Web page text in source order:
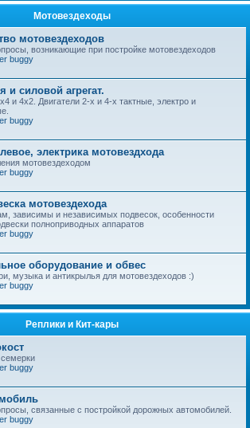
Мотовездеходы
мотовездеходов
возникающие при постройке мотовездеходов
buggy
и силовой агрегат.
и 4х2. Двигатели 2-х и 4-х тактные, электро и
buggy
электрика мотовездхода
мотовездеходом
buggy
мотовездехода
зависимы и независимых подвесок, особенности
полноприводных аппаратов
buggy
оборудование и обвес
музыка и антикрылья для мотовездеходов :)
buggy
Реплики и Кит-кары
buggy
связанные с постройкой дорожных автомобилей.
buggy